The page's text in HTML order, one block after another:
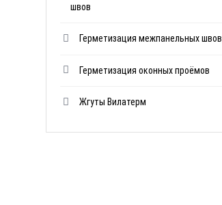
швов
Герметизация межпанельных швов
Герметизация оконных проёмов
Жгуты Вилатерм